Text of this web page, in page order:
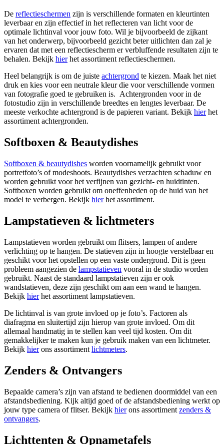
De reflectieschermen zijn is verschillende formaten en kleurtinten
leverbaar en zijn effectief in het reflecteren van licht voor de
optimale lichtinval voor jouw foto. Wil je bijvoorbeeld de zijkant
van het onderwerp, bijvoorbeeld gezicht beter uitlichten dan zal je
ervaren dat met een reflectiescherm er verbluffende resultaten zijn te
behalen. Bekijk hierhet assortiment reflectieschermen.
Heel belangrijk is om de juiste achtergrond te kiezen. Maak het niet
druk en kies voor een neutrale kleur die voor verschillende vormen
van fotografie goed te gebruiken is. Achtergronden voor in de
fotostudio zijn in verschillende breedtes en lengtes leverbaar. De
meeste verkochte achtergrond is de papieren variant. Bekijk hierhet
assortiment achtergronden.
Softboxen & Beautydishes
Softboxen & beautydishes worden voornamelijk gebruikt voor
portretfoto’s of modeshoots. Beautydishes verzachten schaduw en
worden gebruikt voor het verfijnen van gezicht- en huidtinten.
Softboxen worden gebruikt om oneffenheden op de huid van het
model te verbergen. Bekijk hierhet assortiment.
Lampstatieven & lichtmeters
Lampstatieven worden gebruikt om flitsers, lampen of andere
verlichting op te hangen. De statieven zijn in hoogte verstelbaar en
geschikt voor het opstellen op een vaste ondergrond. Dit is geen
probleem aangezien de lampstatieven vooral in de studio worden
gebruikt. Naast de standaard lampstatieven zijn er ook
wandstatieven, deze zijn geschikt om aan een wand te hangen.
Bekijk hierhet assortiment lampstatieven.
De lichtinval is van grote invloed op je foto’s. Factoren als
diafragma en sluitertijd zijn hierop van grote invloed. Om dit
allemaal handmatig in te stellen kan veel tijd kosten. Om dit
gemakkelijker te maken kun je gebruik maken van een lichtmeter.
Bekijk hierons assortiment lichtmeters.
Zenders & Ontvangers
Bepaalde camera’s zijn van afstand te bedienen doormiddel van een
afstandsbediening. Kijk altijd goed of de afstandsbediening werkt op
jouw type camera of flitser. Bekijk hierons assortiment zenders &
ontvangers.
Lichttenten & Opnametafels